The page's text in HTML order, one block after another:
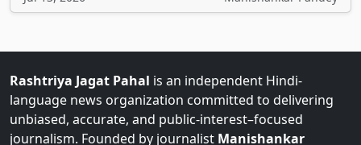
Rashtriya Jagat Pahal is an independent Hindi-
language news organization committed to delivering
unbiased, accurate, and public-interest–focused
journalism. Founded by journalist Manishankar